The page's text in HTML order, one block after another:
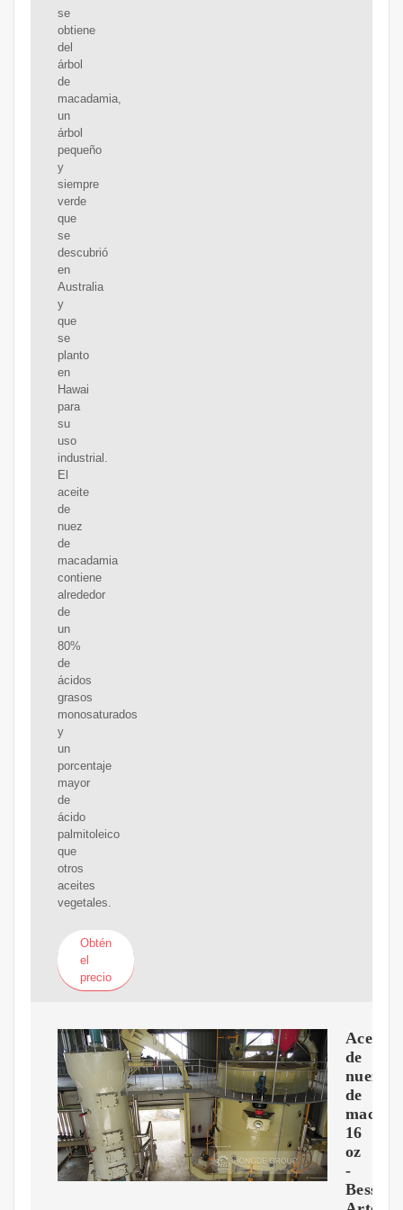
se
obtiene
del
árbol
de
macadamia,
un
árbol
pequeño
y
siempre
verde
que
se
descubrió
en
Australia
y
que
se
planto
en
Hawai
para
su
uso
industrial.
El
aceite
de
nuez
de
macadamia
contiene
alrededor
de
un
80%
de
ácidos
grasos
monosaturados
y
un
porcentaje
mayor
de
ácido
palmitoleico
que
otros
aceites
vegetales.
Obtén
el
precio
Aceite
de
nuez
de
16
oz
-
Bess